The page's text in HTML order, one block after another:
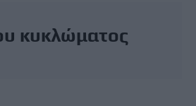
κυκλώματος